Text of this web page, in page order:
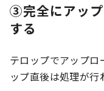
③完全にアッ
する
テロップでアップロ
ップ直後は処理が行